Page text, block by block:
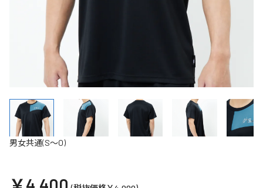
男女共通(S～O)